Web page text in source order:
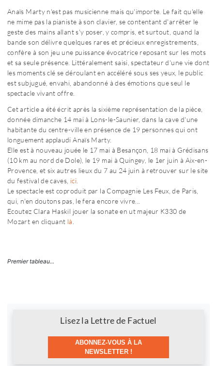
Anaïs Marty n'est pas musicienne mais qu'importe. Le fait qu'elle
ne mime pas la pianiste à son clavier, se contentant d'arrêter le
geste des mains allant s'y poser, y compris, et surtout, quand la
bande son délivre quelques rares et précieux enregistrements,
confère à son jeu une puissance évocatrice reposant sur les mots
et sa seule présence. Littéralement saisi, spectateur d'une vie dont
les moments clé se déroulant en accéléré sous ses yeux, le public
est subjugué, envahi, abandonné à des émotions que seul le
spectacle vivant offre.
Cet article a été écrit après la sixième représentation de la pièce,
donnée dimanche 14 mai à Lons-le-Saunier, dans la cave d'une
habitante du centre-ville en présence de 19 personnes qui ont
longuement applaudi Anaïs Marty.
Elle est à nouveau jouée le 17 mai à Besançon, 18 mai à Grédisans
(10 km au nord de Dole), le 19 mai à Quingey, le 1er juin à Aix-en-
Provence, et six autres lieux du 7 au 24 juin à retrouver sur le site
du festival de caves, ici
Le spectacle est coproduit par la Compagnie Les Feux, de Paris,
qui, n'en doutons pas, le fera encore vivre...
Ecoutez Clara Haskil jouer la sonate en ut majeur K330 de
Mozart en cliquant là
Premier tableau...
Lisez la Lettre de Factuel
ABONNEZ-VOUS À LA
NEWSLETTER !